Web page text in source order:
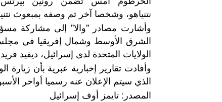
نتنياهو، وشخصا آخر تم وصفه بمبعوث
وأشارت مصادر "والا" إلى مشاركة
الشرق الأوسط وشمال إفريقيا في مجلس
الولايات المتحدة لدى إسرائيل، ديفيد
وأفادت تقارير إخبارية عبرية بأن زيارة
الذي سيتم الإعلان عنه رسميا أواخر
المصدر :تايمز أوف إسرائيل